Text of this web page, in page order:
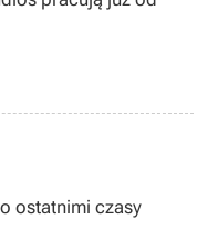
ostatnimi czasy